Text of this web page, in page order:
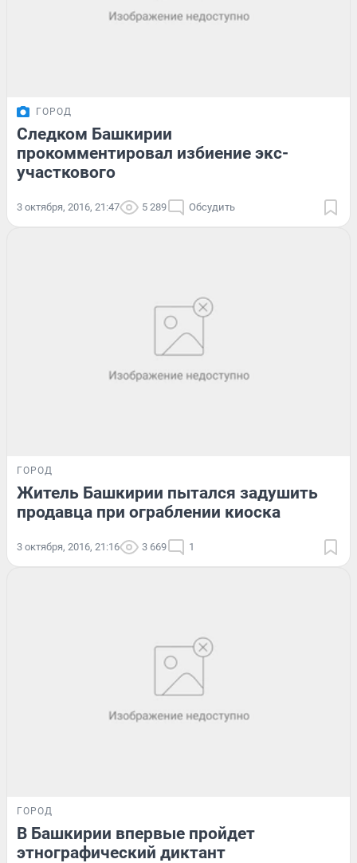
ГОРОД
Следком Башкирии
прокомментировал избиение экс-
участкового
3 октября, 2016, 21:47 5 289 Обсудить
ГОРОД
Житель Башкирии пытался задушить
продавца при ограблении киоска
3 октября, 2016, 21:16 3 669 1
ГОРОД
В Башкирии впервые пройдет
этнографический диктант